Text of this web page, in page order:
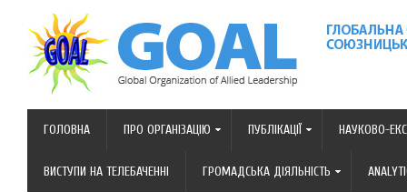
ГОЛОВНА ПРО ОРГАНІЗАЦІЮ ПУБЛІКАЦІЇ НАУКОВО-
ВИСТУПИ НА ТЕЛЕБАЧЕННІ ГРОМАДСЬКА ДІЯЛЬНІСТЬ